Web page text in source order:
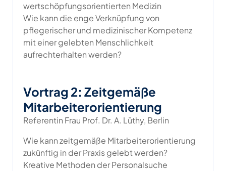
wertschöpfungsorientierten Medizin
Wie kann die enge Verknüpfung von
pflegerischer und medizinischer Kompetenz
mit einer gelebten Menschlichkeit
aufrechterhalten werden?
Vortrag 2: Zeitgemäße
Mitarbeiterorientierung
Referentin Frau Prof. Dr. A. Lüthy, Berlin
Wie kann zeitgemäße Mitarbeiterorientierung
zukünftig in der Praxis gelebt werden?
Kreative Methoden der Personalsuche